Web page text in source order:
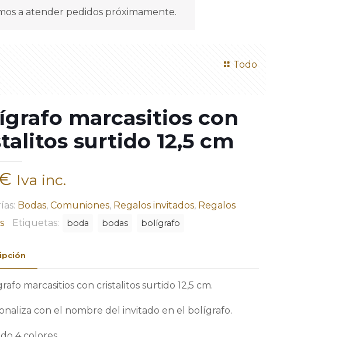
a atender pedidos próximamente.
Todo
marcasitios con
surtido 12,5 cm
Iva inc.
Bodas, Comuniones, Regalos invitados, Regalos
Etiquetas: boda bodas bolígrafo
marcasitios con cristalitos surtido 12,5 cm.
con el nombre del invitado en el bolígrafo.